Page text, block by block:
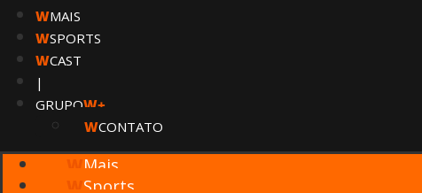
WMAIS
WSPORTS
WCAST
|
GRUPOW+
WCONTATO
Mais
Sports